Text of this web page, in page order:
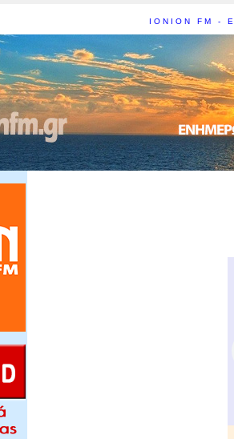
IONION FM -